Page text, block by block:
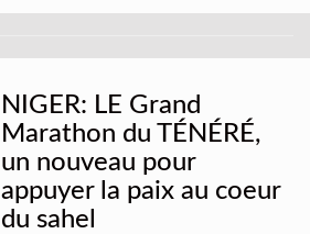
NIGER: LE Grand
Marathon du TÉNÉRÉ,
un nouveau pour
appuyer la paix au coeur
du sahel